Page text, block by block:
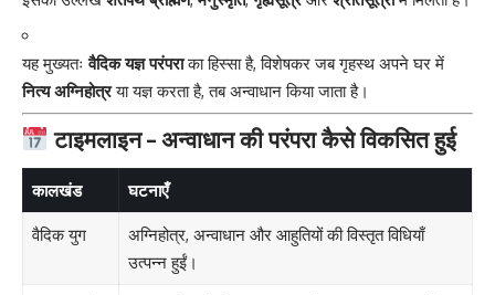
यह मुख्यतःवैदिक यज्ञ परंपराका हिस्सा है, विशेषकर जब गृहस्थ अपने घर में
नित्य अग्निहोत्रया यज्ञ करता है, तब अन्वाधान किया जाता है।
टाइमलाइन – अन्वाधान की परंपरा कैसे विकसित हुई
कालखंड घटनाएँ
वैदिक युग
अग्निहोत्र, अन्वाधान और आहुतियों की विस्तृत विधियाँ
उत्पन्न हुईं।